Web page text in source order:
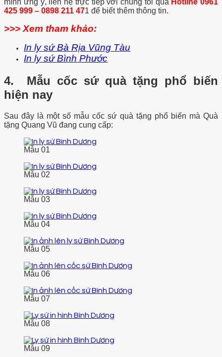
mình ưng ý, liên hệ trực tiếp với chúng tôi qua Hotline 0961
425 999 – 0898 211 471 để biết thêm thông tin.
>>> Xem tham khảo:
In ly sứ Bà Rịa Vũng Tàu
In ly sứ Bình Phước
4. Mẫu cốc sứ quà tặng phổ biến
hiện nay
Sau đây là một số mẫu cốc sứ quà tặng phổ biến mà Quà
tặng Quang Vũ đang cung cấp:
Mẫu 01
Mẫu 02
Mẫu 03
Mẫu 04
Mẫu 05
Mẫu 06
Mẫu 07
Mẫu 08
Mẫu 09